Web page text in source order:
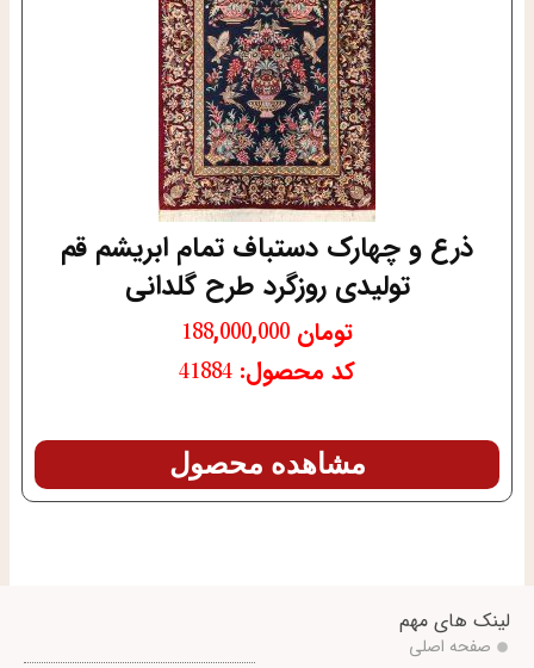
ذرع و چهارک دستباف تمام ابریشم قم
تولیدی روزگرد طرح گلدانی
تومان
کد محصول: 41884
مشاهده محصول
لینک های مهم
صفحه اصلی